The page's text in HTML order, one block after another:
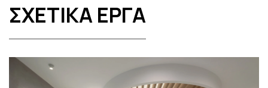
ΣΧΕΤΙΚΑ ΕΡΓΑ